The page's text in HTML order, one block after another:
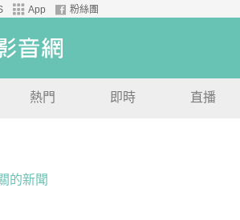
App 粉絲團
熱門 即時 直播
的新聞